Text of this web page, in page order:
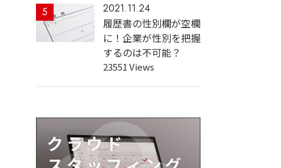
5 2021.11.24
履歴書の性別欄が空欄
に！企業が性別を把握
するのは不可能？
23551 Views